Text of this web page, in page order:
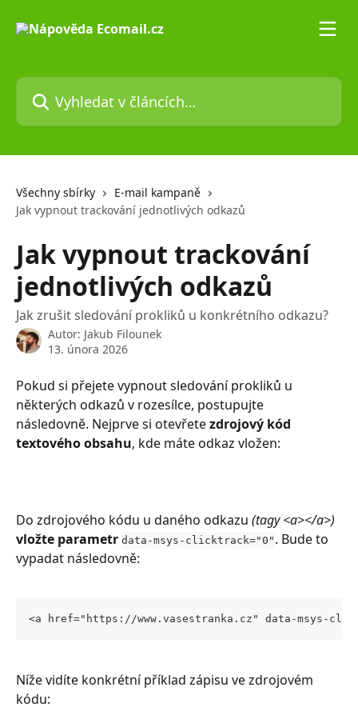
Vyhledat v článcích…
Všechny sbírky
E-mail kampaně
Jak vypnout trackování jednotlivých odkazů
Jak vypnout trackování
jednotlivých odkazů
Jak zrušit sledování prokliků u konkrétního odkazu?
Autor: Jakub Filounek
13. února 2026
Pokud si přejete vypnout sledování prokliků u
některých odkazů v rozesílce, postupujte
následovně. Nejprve si otevřete zdrojový kód
textového obsahu, kde máte odkaz vložen:
Do zdrojového kódu u daného odkazu (tagy <a></a>)
vložte parametr data-msys-clicktrack="0" . Bude to
vypadat následovně:
<a href="https://www.vasestranka.cz" data-msys-
Níže vidíte konkrétní příklad zápisu ve zdrojovém
kódu: